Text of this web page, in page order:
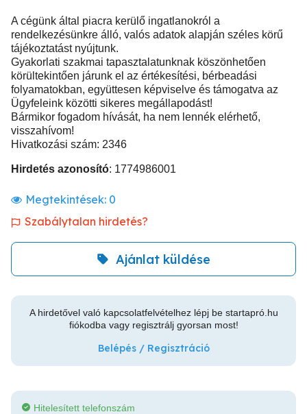
A cégünk által piacra kerülő ingatlanokról a
rendelkezésünkre álló, valós adatok alapján széles körű
tájékoztatást nyújtunk.
Gyakorlati szakmai tapasztalatunknak köszönhetően
körültekintően járunk el az értékesítési, bérbeadási
folyamatokban, együttesen képviselve és támogatva az
Ügyfeleink közötti sikeres megállapodást!
Bármikor fogadom hívását, ha nem lennék elérhető,
visszahívom!
Hivatkozási szám: 2346
Hirdetés azonosító: 1774986001
Megtekintések: 0
Szabálytalan hirdetés?
Ajánlat küldése
A hirdetővel való kapcsolatfelvételhez lépj be startapró.hu
fiókodba vagy regisztrálj gyorsan most!
Belépés / Regisztráció
Hitelesített telefonszám